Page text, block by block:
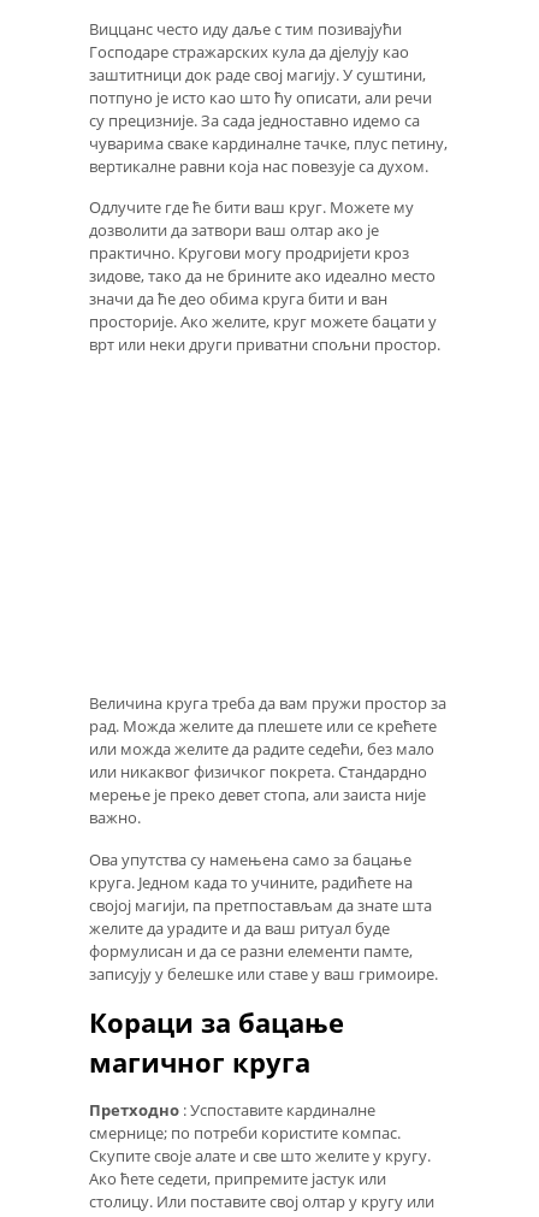
Виццанс често иду даље с тим позивајући
Господаре стражарских кула да дјелују као
заштитници док раде свој магију. У суштини,
потпуно је исто као што ћу описати, али речи
су прецизније. За сада једноставно идемо са
чуварима сваке кардиналне тачке, плус петину,
вертикалне равни која нас повезује са духом.
Одлучите где ће бити ваш круг. Можете му
дозволити да затвори ваш олтар ако је
практично. Кругови могу продријети кроз
зидове, тако да не брините ако идеално место
значи да ће део обима круга бити и ван
просторије. Ако желите, круг можете бацати у
врт или неки други приватни спољни простор.
Величина круга треба да вам пружи простор за
рад. Можда желите да плешете или се крећете
или можда желите да радите седећи, без мало
или никаквог физичког покрета. Стандардно
мерење је преко девет стопа, али заиста није
важно.
Ова упутства су намењена само за бацање
круга. Једном када то учините, радићете на
својој магији, па претпостављам да знате шта
желите да урадите и да ваш ритуал буде
формулисан и да се разни елементи памте,
записују у белешке или ставе у ваш гримоире.
Кораци за бацање
магичног круга
Претходно : Успоставите кардиналне
смернице; по потреби користите компас.
Скупите своје алате и све што желите у кругу.
Ако ћете седети, припремите јастук или
столицу. Или поставите свој олтар у кругу или